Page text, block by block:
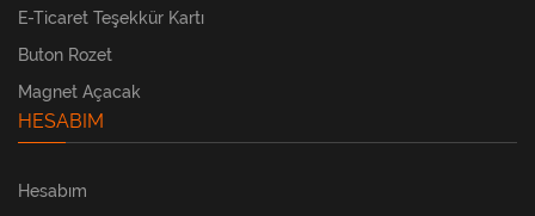
E-Ticaret Teşekkür Kartı
Buton Rozet
Magnet Açacak
HESABIM
Hesabım